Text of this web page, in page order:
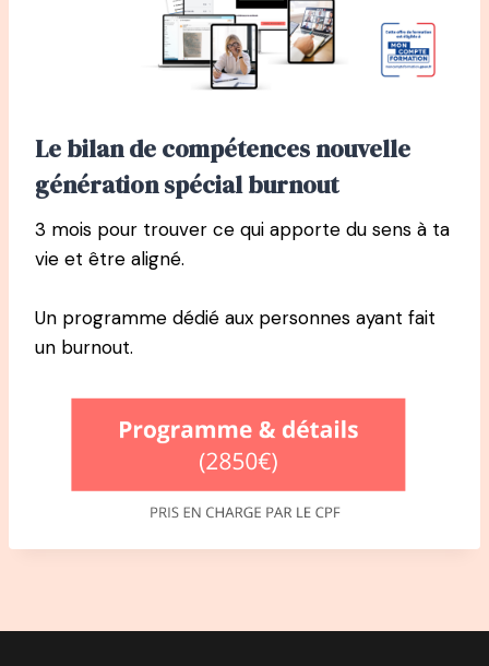
Le bilan de compétences nouvelle
génération spécial burnout
3 mois pour trouver ce qui apporte du sens à ta
vie et être aligné.
Un programme dédié aux personnes ayant fait
un burnout.